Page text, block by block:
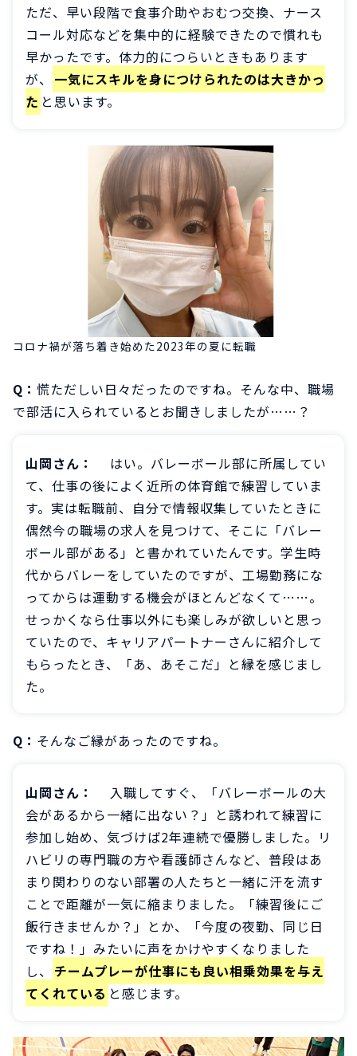
ただ、早い段階で食事介助やおむつ交換、ナース
コール対応などを集中的に経験できたので慣れも
早かったです。体力的につらいときもあります
が、 一気にスキルを身につけられたのは大きかっ
た と思います。
コロナ禍が落ち着き始めた2023年の夏に転職
Q： 慌ただしい日々だったのですね。そんな中、職場
で部活に入られているとお聞きしましたが……？
山岡さん：
はい。バレーボール部に所属してい
て、仕事の後によく近所の体育館で練習していま
す。実は転職前、自分で情報収集していたときに
偶然今の職場の求人を見つけて、そこに「バレー
ボール部がある」と書かれていたんです。学生時
代からバレーをしていたのですが、工場勤務にな
ってからは運動する機会がほとんどなくて……。
せっかくなら仕事以外にも楽しみが欲しいと思っ
ていたので、キャリアパートナーさんに紹介して
もらったとき、「あ、あそこだ」と縁を感じまし
た。
Q： そんなご縁があったのですね。
山岡さん：
入職してすぐ、「バレーボールの大
会があるから一緒に出ない？」と誘われて練習に
参加し始め、気づけば2年連続で優勝しました。リ
ハビリの専門職の方や看護師さんなど、普段はあ
まり関わりのない部署の人たちと一緒に汗を流す
ことで距離が一気に縮まりました。「練習後にご
飯行きませんか？」とか、「今度の夜勤、同じ日
ですね！」みたいに声をかけやすくなりました
し、 チームプレーが仕事にも良い相乗効果を与え
てくれている と感じます。